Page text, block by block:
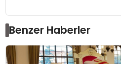
Benzer Haberler